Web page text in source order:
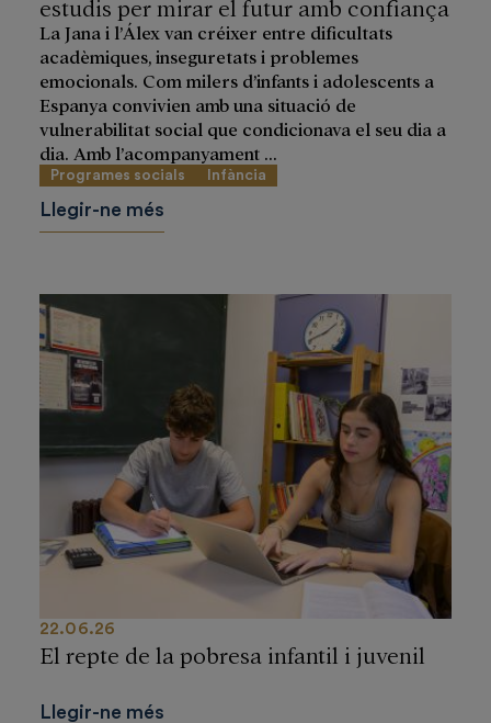
estudis per mirar el futur amb confiança
La Jana i l’Álex van créixer entre dificultats
acadèmiques, inseguretats i problemes
emocionals. Com milers d’infants i adolescents a
Espanya convivien amb una situació de
vulnerabilitat social que condicionava el seu dia a
dia. Amb l’acompanyament ...
Programes socials Infància
Llegir-ne més
22.06.26
El repte de la pobresa infantil i juvenil
Llegir-ne més